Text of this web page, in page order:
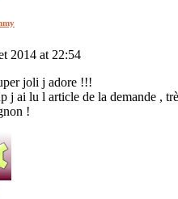
2014 at 22:54
joli j adore !!!
j ai lu l article de la demande ,
!